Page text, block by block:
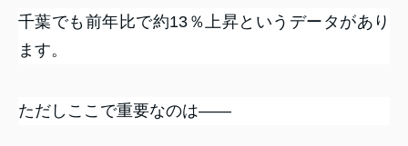
千葉でも前年比で約13％上昇というデータがあり
ます。
ただしここで重要なのは――